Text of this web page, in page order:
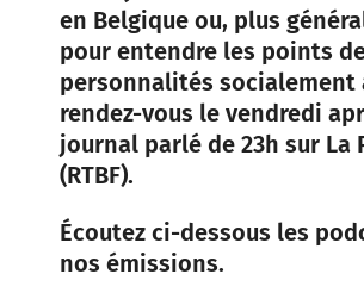
en Belgique ou, plus
pour entendre les points
personnalités socialement
rendez-vous le vendredi
journal parlé de 23h sur La
(RTBF).
Écoutez ci-dessous les
nos émissions.